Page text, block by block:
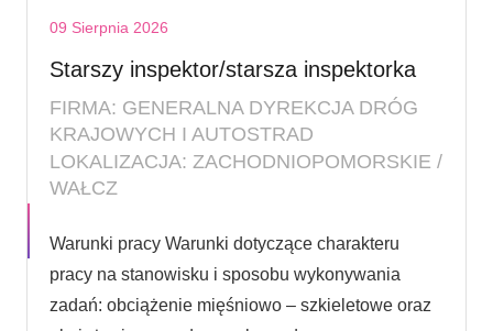
09 Sierpnia 2026
Starszy inspektor/starsza inspektorka
FIRMA: GENERALNA DYREKCJA DRÓG
KRAJOWYCH I AUTOSTRAD
LOKALIZACJA: ZACHODNIOPOMORSKIE /
WAŁCZ
Warunki pracy Warunki dotyczące charakteru
pracy na stanowisku i sposobu wykonywania
zadań: obciążenie mięśniowo – szkieletowe oraz